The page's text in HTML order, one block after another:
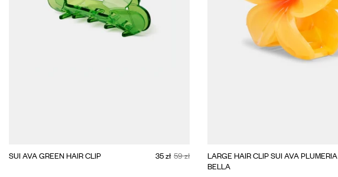
SUI AVA GREEN HAIR CLIP 35 zł 59 zł
LARGE HAIR CLIP SUI AVA PLUMERIA
BELLA